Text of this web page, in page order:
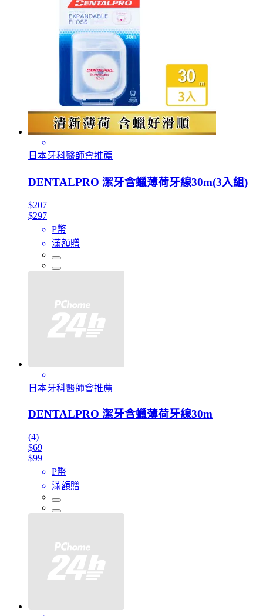
日本牙科醫師會推薦
DENTALPRO 潔牙含蠟薄荷牙線30m(3入組)
$207
$297
P幣
滿額贈
日本牙科醫師會推薦
DENTALPRO 潔牙含蠟薄荷牙線30m
(4)
$69
$99
P幣
滿額贈